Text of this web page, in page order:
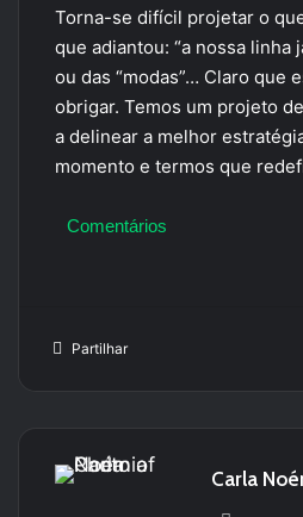
Torna-se difícil projetar o
que adiantou: “a nossa linha
ou das “modas”… Claro que
obrigar. Temos um projeto
a delinear a melhor
momento e termos que
Comentários
Partilhar
Carla